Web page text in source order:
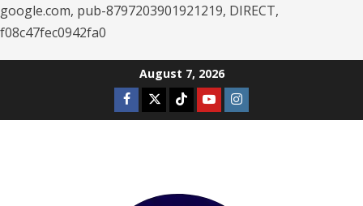
google.com, pub-8797203901921219, DIRECT,
f08c47fec0942fa0
August 7, 2026
Facebook
TwitterTiktokYoutubeInstagram